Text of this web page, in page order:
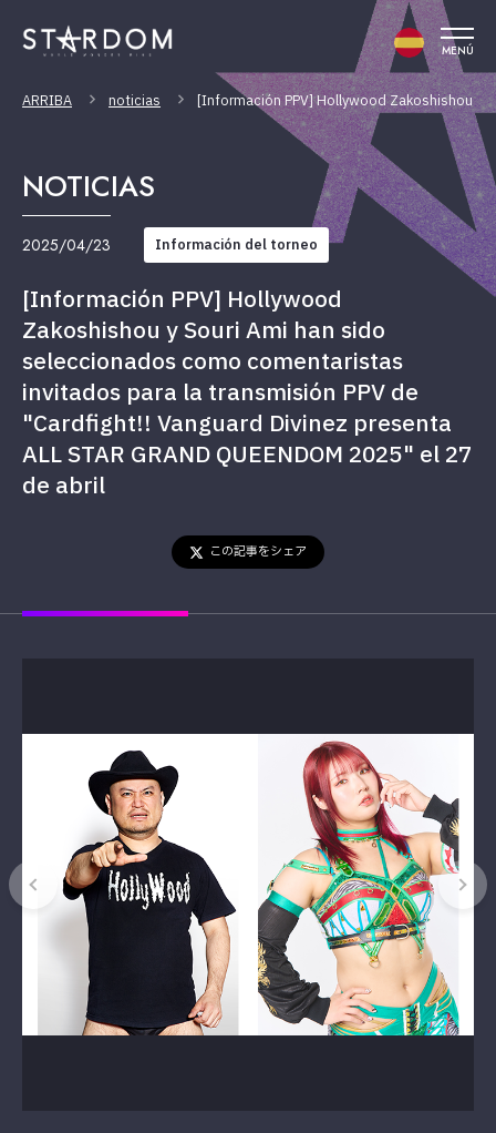
MENÚ
ARRIBA noticias [Información PPV] Hollywood Zakoshishou y
NOTICIAS
2025/04/23 Información del torneo
[Información PPV] Hollywood
Zakoshishou y Souri Ami han sido
seleccionados como comentaristas
invitados para la transmisión PPV de
"Cardfight!! Vanguard Divinez presenta
ALL STAR GRAND QUEENDOM 2025" el 27
de abril
この記事をシェア